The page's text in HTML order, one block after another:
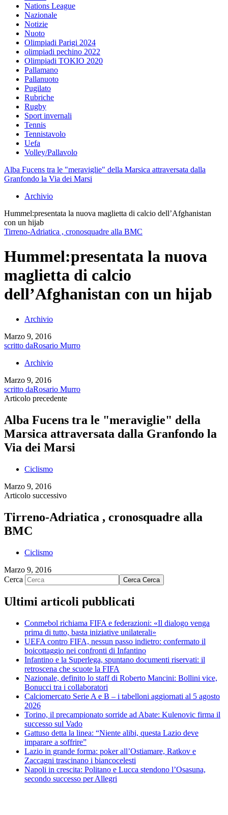
Nations League
Nazionale
Notizie
Nuoto
Olimpiadi Parigi 2024
olimpiadi pechino 2022
Olimpiadi TOKIO 2020
Pallamano
Pallanuoto
Pugilato
Rubriche
Rugby
Sport invernali
Tennis
Tennistavolo
Uefa
Volley/Pallavolo
Alba Fucens tra le "meraviglie" della Marsica attraversata dalla
Granfondo la Via dei Marsi
Archivio
Hummel:presentata la nuova maglietta di calcio dell’Afghanistan
con un hijab
Tirreno-Adriatica , cronosquadre alla BMC
Hummel:presentata la nuova
maglietta di calcio
dell’Afghanistan con un hijab
Archivio
Marzo 9, 2016
scritto daRosario Murro
Archivio
Marzo 9, 2016
scritto daRosario Murro
Articolo precedente
Alba Fucens tra le "meraviglie" della
Marsica attraversata dalla Granfondo la
Via dei Marsi
Ciclismo
Marzo 9, 2016
Articolo successivo
Tirreno-Adriatica , cronosquadre alla
BMC
Ciclismo
Marzo 9, 2016
Cerca
Cerca Cerca
Ultimi articoli pubblicati
Conmebol richiama FIFA e federazioni: «Il dialogo venga
prima di tutto, basta iniziative unilaterali»
UEFA contro FIFA, nessun passo indietro: confermato il
boicottaggio nei confronti di Infantino
Infantino e la Superlega, spuntano documenti riservati: il
retroscena che scuote la FIFA
Nazionale, definito lo staff di Roberto Mancini: Bollini vice,
Bonucci tra i collaboratori
Calciomercato Serie A e B – i tabelloni aggiornati al 5 agosto
2026
Torino, il precampionato sorride ad Abate: Kulenovic firma il
successo sul Vado
Gattuso detta la linea: “Niente alibi, questa Lazio deve
imparare a soffrire”
Lazio in grande forma: poker all’Ostiamare, Ratkov e
Zaccagni trascinano i biancocelesti
Napoli in crescita: Politano e Lucca stendono l’Osasuna,
secondo successo per Allegri